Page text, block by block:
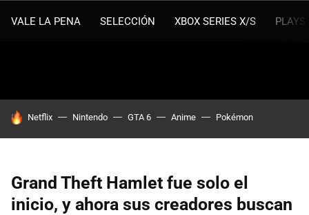
VALE LA PENA SELECCIÓN XBOX SERIES X/S
HOY SE HABLA DE
Netflix Nintendo GTA 6 Anime Pokémon
Grand Theft Hamlet fue solo el
inicio, y ahora sus creadores buscan